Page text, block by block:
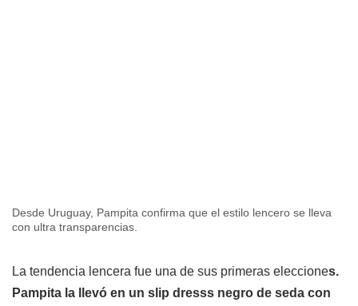
Desde Uruguay, Pampita confirma que el estilo lencero se lleva
con ultra transparencias.
La tendencia lencera fue una de sus primeras elecciones.
Pampita la llevó en un slip dresss negro de seda con